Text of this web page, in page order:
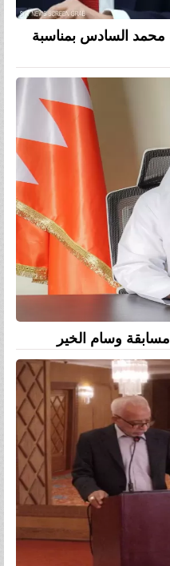
محمد السادس بمناسبة
وسام الخير